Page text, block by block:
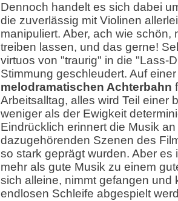
Dennoch handelt es sich dabei
die zuverlässig mit Violinen
manipuliert. Aber, ach wie schön,
treiben lassen, und das gerne!
virtuos von "traurig" in die "Lass-
Stimmung geschleudert. Auf
melodramatischen Achterbahn
Arbeitsalltag, alles wird Teil einer
weniger als der Ewigkeit
Eindrücklich erinnert die Musik
dazugehörenden Szenen des
so stark geprägt wurden. Aber es
mehr als gute Musik zu einem
sich alleine, nimmt gefangen und
endlosen Schleife abgespielt